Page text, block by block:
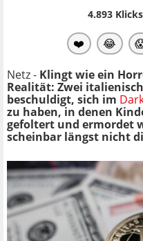
4.893Klicks
❤️ 😂
Netz - Klingt wie ein
Realität: Zwei
beschuldigt, sich im
zu haben, in denen
gefoltert und ermordet
scheinbar längst nicht